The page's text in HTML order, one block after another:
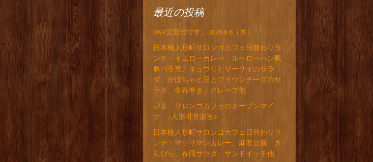
最近の投稿
BAR営業日です。2026.8.6（木）
日本橋人形町サロンゴカフェ日替わりラ
ンチ・イエローカレー、ルーローハン風
豚バラ煮、キュウリとザーサイのサラ
ダ、かぼちゃと豆とブラウンチーズのサ
ラダ、生春巻き、クレープ他
🌙🎸 サロンゴカフェのオープンマイ
ク ♪人形町音楽室♪
日本橋人形町サロンゴカフェ日替わりラ
ンチ・マッサマンカレー、麻婆豆腐、き
んぴら、春雨サラダ、サンドイッチ他